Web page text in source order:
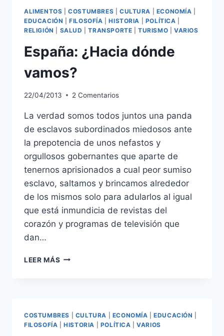
COMERSE
EL
PERÚ
ALIMENTOS |COSTUMBRES CULTURA ECONOMÍA
EDUCACIÓN |FILOSOFÍA |HISTORIA POLÍTICA
RELIGIÓN
SALUD |TRANSPORTE |TURISMO |VARIOS
España: ¿Hacia dónde
vamos?
22/04/2013 2 Comentarios
La verdad somos todos juntos una panda
de esclavos subordinados miedosos ante
la prepotencia de unos nefastos y
orgullosos gobernantes que aparte de
tenernos aprisionados a cual peor sumiso
esclavo, saltamos y brincamos alrededor
de los mismos solo para adularlos al igual
que está inmundicia de revistas del
corazón y programas de televisión que
dan…
LEER MÁS ESPAÑA:
COSTUMBRES CULTURA ECONOMÍA |EDUCACIÓN
FILOSOFÍA |HISTORIA POLÍTICA |VARIOS